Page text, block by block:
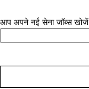
आप अपने नई सेना जॉब्स खोजें